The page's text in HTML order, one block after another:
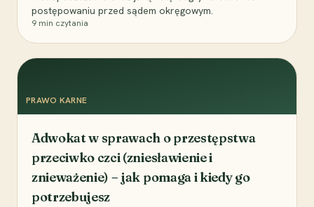
postępowaniu przed sądem okręgowym.
9 min czytania
PRAWO KARNE
Adwokat w sprawach o przestępstwa
przeciwko czci (zniesławienie i
znieważenie) – jak pomaga i kiedy go
potrzebujesz